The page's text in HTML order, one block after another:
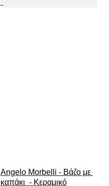
Angelo Morbelli - Βάζο με
καπάκι  - Κεραμικό